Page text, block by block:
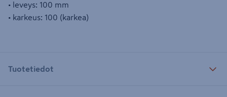
• leveys: 100 mm
• karkeus: 100 (karkea)
Tuotetiedot